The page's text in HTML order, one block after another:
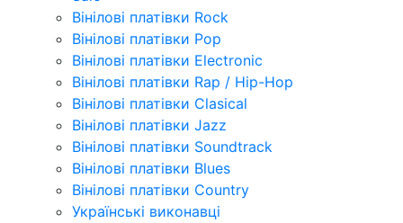
Вінілові платівки Rock
Вінілові платівки Pop
Вінілові платівки Electronic
Вінілові платівки Rap / Hip-Hop
Вінілові платівки Clasical
Вінілові платівки Jazz
Вінілові платівки Soundtrack
Вінілові платівки Blues
Вінілові платівки Country
Українські виконавці